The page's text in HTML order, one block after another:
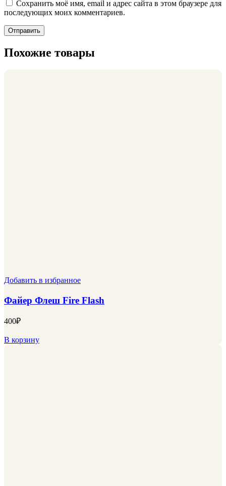
Сохранить моё имя, email и адрес сайта в этом браузере для
последующих моих комментариев.
Похожие товары
Добавить в избранное
Файер Флеш Fire Flash
400₽
В корзину